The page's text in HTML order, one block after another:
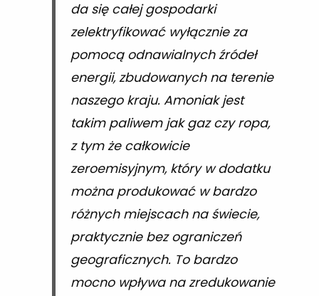
da się całej gospodarki
zelektryfikować wyłącznie za
pomocą odnawialnych źródeł
energii, zbudowanych na terenie
naszego kraju. Amoniak jest
takim paliwem jak gaz czy ropa,
z tym że całkowicie
zeroemisyjnym, który w dodatku
można produkować w bardzo
różnych miejscach na świecie,
praktycznie bez ograniczeń
geograficznych. To bardzo
mocno wpływa na zredukowanie